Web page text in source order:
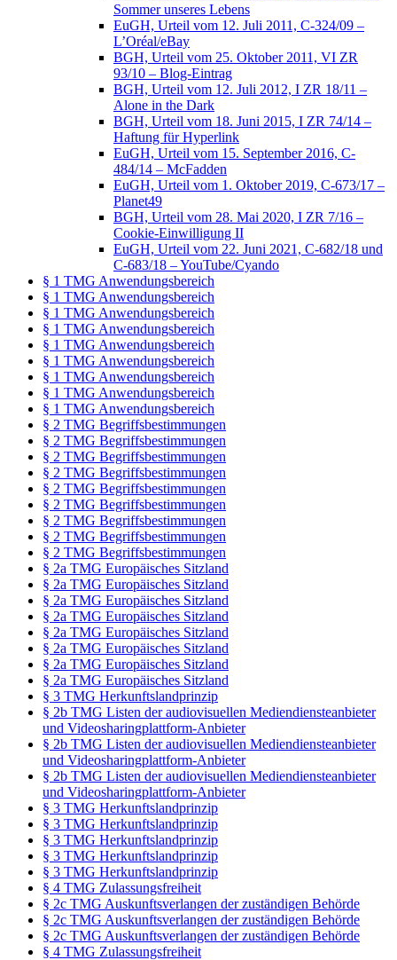
Sommer unseres Lebens
EuGH, Urteil vom 12. Juli 2011, C-324/09 –
L’Oréal/eBay
BGH, Urteil vom 25. Oktober 2011, VI ZR
93/10 – Blog-Eintrag
BGH, Urteil vom 12. Juli 2012, I ZR 18/11 –
Alone in the Dark
BGH, Urteil vom 18. Juni 2015, I ZR 74/14 –
Haftung für Hyperlink
EuGH, Urteil vom 15. September 2016, C-
484/14 – McFadden
EuGH, Urteil vom 1. Oktober 2019, C-673/17 –
Planet49
BGH, Urteil vom 28. Mai 2020, I ZR 7/16 –
Cookie-Einwilligung II
EuGH, Urteil vom 22. Juni 2021, C-682/18 und
C-683/18 – YouTube/Cyando
§ 1 TMG Anwendungsbereich
§ 1 TMG Anwendungsbereich
§ 1 TMG Anwendungsbereich
§ 1 TMG Anwendungsbereich
§ 1 TMG Anwendungsbereich
§ 1 TMG Anwendungsbereich
§ 1 TMG Anwendungsbereich
§ 1 TMG Anwendungsbereich
§ 1 TMG Anwendungsbereich
§ 2 TMG Begriffsbestimmungen
§ 2 TMG Begriffsbestimmungen
§ 2 TMG Begriffsbestimmungen
§ 2 TMG Begriffsbestimmungen
§ 2 TMG Begriffsbestimmungen
§ 2 TMG Begriffsbestimmungen
§ 2 TMG Begriffsbestimmungen
§ 2 TMG Begriffsbestimmungen
§ 2 TMG Begriffsbestimmungen
§ 2a TMG Europäisches Sitzland
§ 2a TMG Europäisches Sitzland
§ 2a TMG Europäisches Sitzland
§ 2a TMG Europäisches Sitzland
§ 2a TMG Europäisches Sitzland
§ 2a TMG Europäisches Sitzland
§ 2a TMG Europäisches Sitzland
§ 2a TMG Europäisches Sitzland
§ 3 TMG Herkunftslandprinzip
§ 2b TMG Listen der audiovisuellen Mediendiensteanbieter
und Videosharingplattform-Anbieter
§ 2b TMG Listen der audiovisuellen Mediendiensteanbieter
und Videosharingplattform-Anbieter
§ 2b TMG Listen der audiovisuellen Mediendiensteanbieter
und Videosharingplattform-Anbieter
§ 3 TMG Herkunftslandprinzip
§ 3 TMG Herkunftslandprinzip
§ 3 TMG Herkunftslandprinzip
§ 3 TMG Herkunftslandprinzip
§ 3 TMG Herkunftslandprinzip
§ 4 TMG Zulassungsfreiheit
§ 2c TMG Auskunftsverlangen der zuständigen Behörde
§ 2c TMG Auskunftsverlangen der zuständigen Behörde
§ 2c TMG Auskunftsverlangen der zuständigen Behörde
§ 4 TMG Zulassungsfreiheit